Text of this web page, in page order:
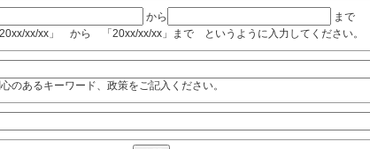
から
まで
xx/xx」 から 「20xx/xx/xx」まで というように入力してください。
のあるキーワード、政策をご記入ください。